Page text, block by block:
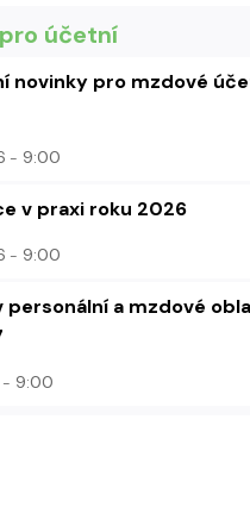
účetní
novinky pro mzdové
9:00
v praxi roku 2026
9:00
personální a mzdové
9:00